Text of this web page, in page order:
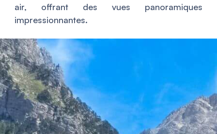
air, offrant des vues panoramiques
impressionnantes.